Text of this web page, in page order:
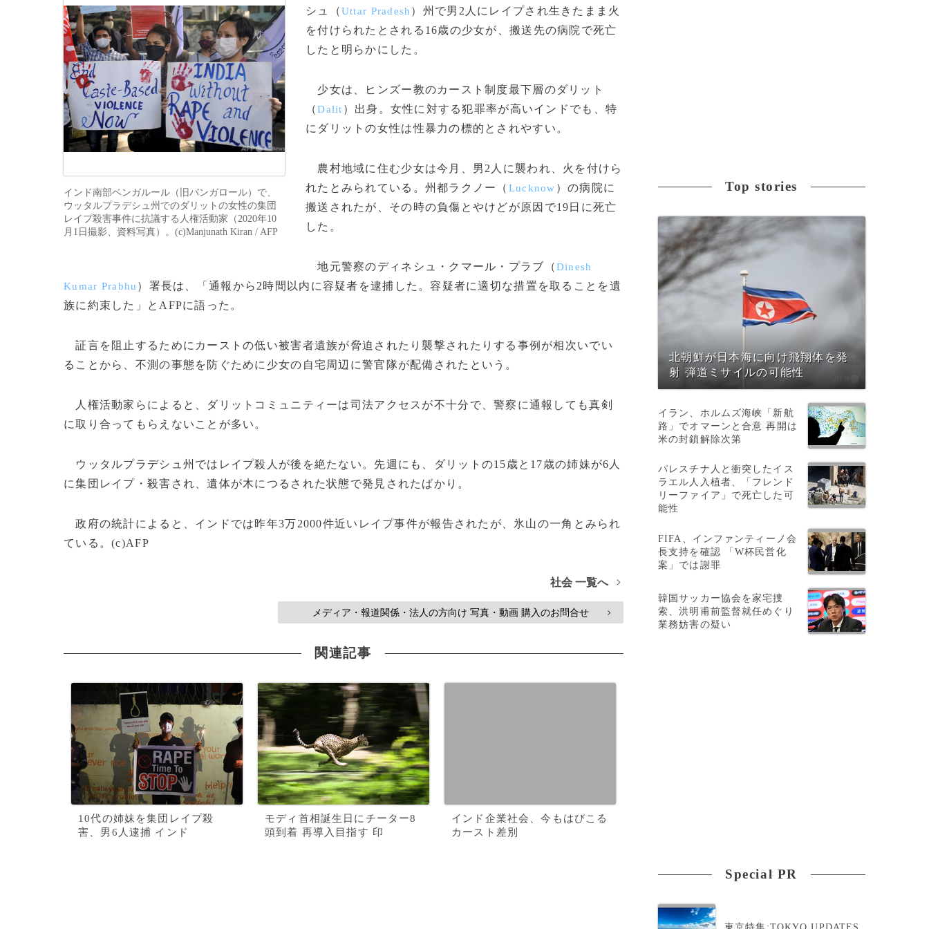
インド南部ベンガルール（旧バンガロール）で、
ウッタルプラデシュ州でのダリットの女性の集団
レイプ殺害事件に抗議する人権活動家（2020年10
月1日撮影、資料写真）。(c)Manjunath Kiran / AFP
シュ（Uttar Pradesh ）州で男2人にレイプされ生きたまま火
を付けられたとされる16歳の少女が、搬送先の病院で死亡
したと明らかにした。
少女は、ヒンズー教のカースト制度最下層のダリット
（Dalit ）出身。女性に対する犯罪率が高いインドでも、特
にダリットの女性は性暴力の標的とされやすい。
農村地域に住む少女は今月、男2人に襲われ、火を付けら
れたとみられている。州都ラクノー（ Lucknow ）の病院に
搬送されたが、その時の負傷とやけどが原因で19日に死亡
した。
地元警察のディネシュ・クマール・プラブ（Dinesh
Kumar Prabhu ）署長は、「通報から2時間以内に容疑者を逮捕した。容疑者に適切な措置を取ることを遺
族に約束した」とAFPに語った。
証言を阻止するためにカーストの低い被害者遺族が脅迫されたり襲撃されたりする事例が相次いでい
ることから、不測の事態を防ぐために少女の自宅周辺に警官隊が配備されたという。
人権活動家らによると、ダリットコミュニティーは司法アクセスが不十分で、警察に通報しても真剣
に取り合ってもらえないことが多い。
ウッタルプラデシュ州ではレイプ殺人が後を絶たない。先週にも、ダリットの15歳と17歳の姉妹が6人
に集団レイプ・殺害され、遺体が木につるされた状態で発見されたばかり。
政府の統計によると、インドでは昨年3万2000件近いレイプ事件が報告されたが、氷山の一角とみられ
ている。(c)AFP
社会 一覧へ >
メディア・報道関係・法人の方向け 写真・動画 購入のお問合せ >
関連記事
10代の姉妹を集団レイプ殺
害、男6人逮捕 インド
モディ首相誕生日にチーター8
頭到着 再導入目指す 印
インド企業社会、今もはびこる
カースト差別
Top stories
北朝鮮が日本海に向け飛翔体を発
射 弾道ミサイルの可能性
イラン、ホルムズ海峡「新航
路」でオマーンと合意 再開は
米の封鎖解除次第
パレスチナ人と衝突したイス
ラエル人入植者、「フレンド
リーファイア」で死亡した可
能性
FIFA、インファンティーノ会
長支持を確認 「W杯民営化
案」では謝罪
韓国サッカー協会を家宅捜
索、洪明甫前監督就任めぐり
業務妨害の疑い
Special PR
東京特集:TOKYO UPDATES